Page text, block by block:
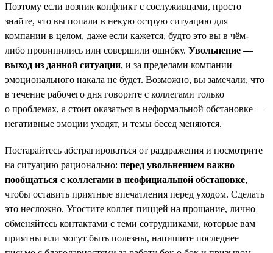
Поэтому если возник конфликт с сослуживцами, просто
знайте, что вы попали в некую острую ситуацию для
компании в целом, даже если кажется, будто это вы в чём-
либо провинились или совершили ошибку. Увольнение —
выход из данной ситуации, и за пределами компании
эмоционального накала не будет. Возможно, вы замечали, что
в течение рабочего дня говорите с коллегами только
о проблемах, а стоит оказаться в неформальной обстановке —
негативные эмоции уходят, и темы бесед меняются.
Постарайтесь абстрагироваться от раздражения и посмотрите
на ситуацию рационально: перед увольнением важно
пообщаться с коллегами в неофициальной обстановке,
чтобы оставить приятные впечатления перед уходом. Сделать
это несложно. Угостите коллег пиццей на прощание, лично
обменяйтесь контактами с теми сотрудниками, которые вам
приятны или могут быть полезны, напишите последнее